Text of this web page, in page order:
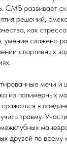
СМБ развивает
решений,
как
умение слажено
спортивных
мечи и
из полимерных
в
травму.
друзей по всему